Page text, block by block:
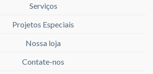
Serviços
Projetos Especiais
Nossa loja
Contate-nos